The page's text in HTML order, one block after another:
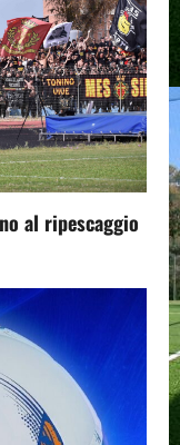
al ripescaggio